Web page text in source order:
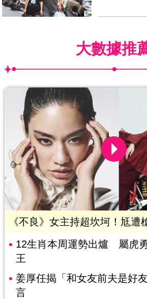
大數據推
《不良》女主持超坎坷！尪遭
12生肖本周運勢出爐 屬虎
王
姜厚任揭「和女友前夫是好
言